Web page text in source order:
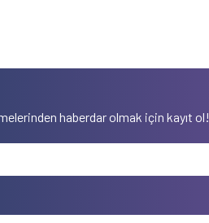
haberdar olmak için kayıt ol!